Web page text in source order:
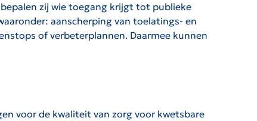
zij wie toegang krijgt tot publieke
aanscherping van toelatings- en
of verbeterplannen. Daarmee kunnen
voor de kwaliteit van zorg voor kwetsbare